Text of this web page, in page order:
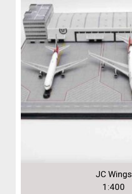
JC Wings
1:400